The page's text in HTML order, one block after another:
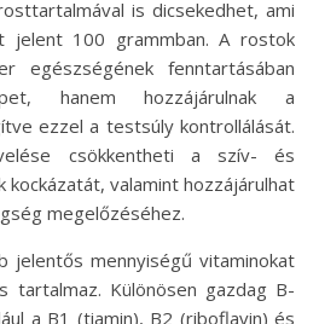
is dicsekedhet, ami
jelent 100 grammban. A rostok
egészségének fenntartásában
hanem hozzájárulnak a
ezzel a testsúly kontrollálását.
csökkentheti a szív- és
valamint hozzájárulhat
megelőzéséhez.
jelentős mennyiségű vitaminokat
tartalmaz. Különösen gazdag B-
a B1 (tiamin), B2 (riboflavin) és